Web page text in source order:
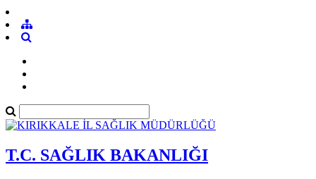
T.C. SAĞLIK BAKANLIĞI